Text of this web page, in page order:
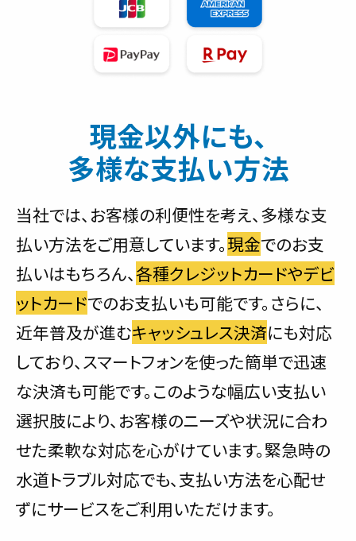
現金以外にも、
多様な支払い方法
当社では、お客様の利便性を考え、多様な支
払い方法をご用意しています。現金でのお支
払いはもちろん、各種クレジットカードやデビ
ットカードでのお支払いも可能です。さらに、
近年普及が進むキャッシュレス決済にも対応
しており、スマートフォンを使った簡単で迅速
な決済も可能です。このような幅広い支払い
選択肢により、お客様のニーズや状況に合わ
せた柔軟な対応を心がけています。緊急時の
水道トラブル対応でも、支払い方法を心配せ
ずにサービスをご利用いただけます。